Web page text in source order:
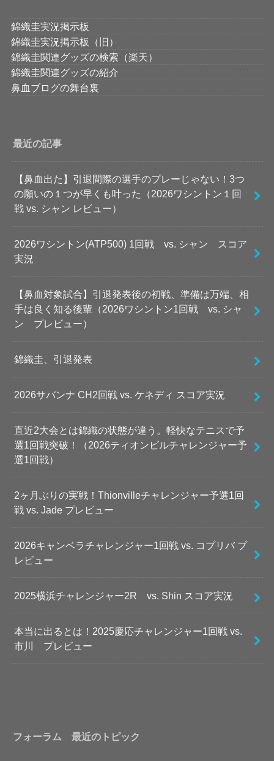
錦織圭実況掲示板
錦織圭実況掲示板（旧）
錦織圭関連グッズの検索（楽天）
錦織圭関連グッズの紹介
鼻血ブログの舞台裏
最近の記事
【鼻血出た】引退間際の選手のプレーじゃない！3つ
の願いの１つが早くも叶った（2026ワシントン１回
戦 vs. シャン レビュー）
2026ワシントン(ATP500) 1回戦 vs. シャン スコア
実況
【鼻血対象試合】引退発表後の初戦、準備は万端、相
手は良く知る後輩（2026ワシントン1回戦 vs. シャ
ン プレビュー）
錦織圭、引退発表
2026サバンナ CH2回戦 vs. ケネディ スコア実況
直近2大会とは錦織の状態が違う。軽快なテニスで予
選1回戦突破！（2026ティオンビルチャレンジャー予
選1回戦）
2ヶ月ぶりの実戦！Thionvilleチャレンジャー予選1回
戦 vs. Jade プレビュー
2026キャンベラチャレンジャー1回戦 vs. コプリバ プ
レビュー
2025横浜チャレンジャー2R vs. Shin スコア実況
本当に出るとは！2025慶応チャレンジャー1回戦 vs.
市川 プレビュー
フォーラム 最近のトピック